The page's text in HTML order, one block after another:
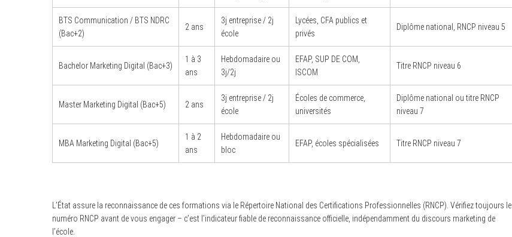
BTS Communication / BTS NDRC
(Bac+2)
2 ans
3j entreprise / 2j
école
Lycées, CFA publics et
privés
Diplôme national, RNCP niveau 5
Bachelor Marketing Digital (Bac+3)
1 à 3
ans
Hebdomadaire ou
3j/2j
EFAP, SUP DE COM,
ISCOM
Titre RNCP niveau 6
Master Marketing Digital (Bac+5) 2 ans
3j entreprise / 2j
école
Écoles de commerce,
universités
Diplôme national ou titre RNCP
niveau 7
MBA Marketing Digital (Bac+5)
1 à 2
ans
Hebdomadaire ou
bloc
EFAP, écoles spécialisées Titre RNCP niveau 7
L’État assure la reconnaissance de ces formations via le Répertoire National des Certifications Professionnelles (RNCP). Vérifiez toujours le
numéro RNCP avant de vous engager – c’est l’indicateur fiable de reconnaissance officielle, indépendamment du discours marketing de
l’école.
f